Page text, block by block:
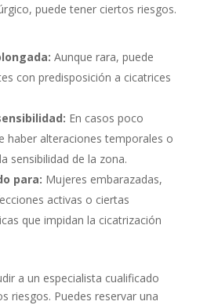
puede tener ciertos riesgos.
Aunque rara, puede
con predisposición a cicatrices
En casos poco
haber alteraciones temporales o
sensibilidad de la zona.
para: Mujeres embarazadas,
activas o ciertas
que impidan la cicatrización
a un especialista cualificado
riesgos. Puedes reservar una